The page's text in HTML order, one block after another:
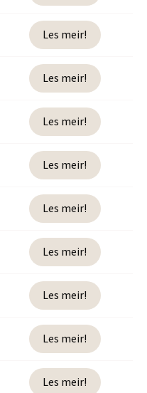
Les meir!
Les meir!
Les meir!
Les meir!
Les meir!
Les meir!
Les meir!
Les meir!
Les meir!